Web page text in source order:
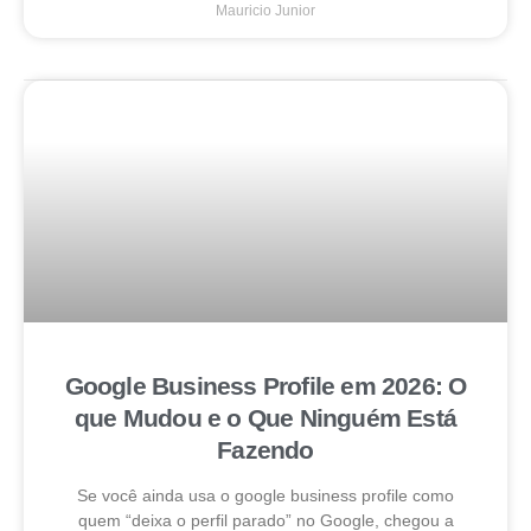
Mauricio Junior
Google Business Profile em 2026: O
que Mudou e o Que Ninguém Está
Fazendo
Se você ainda usa o google business profile como
quem “deixa o perfil parado” no Google, chegou a